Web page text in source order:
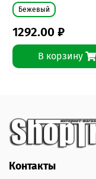
Бежевый
1292.00 ₽
В корзину
Контакты